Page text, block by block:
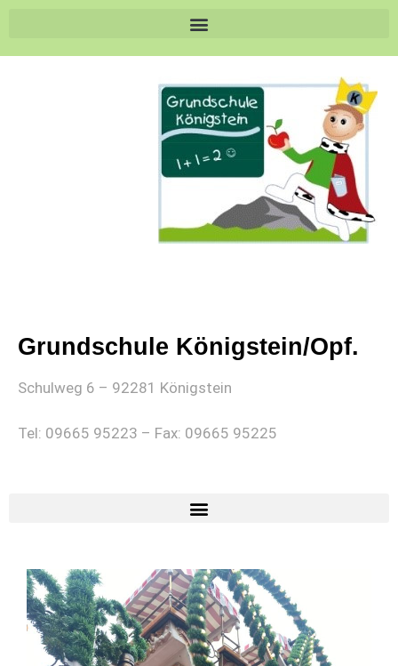
Grundschule Königstein/Opf.
Schulweg 6 – 92281 Königstein
Tel: 09665 95223 – Fax: 09665 95225